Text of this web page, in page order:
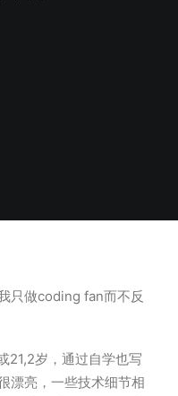
只做coding fan而不反
21,2岁，通过自学也写
漂亮，一些技术细节相